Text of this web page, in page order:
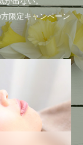
限定キャンペーン